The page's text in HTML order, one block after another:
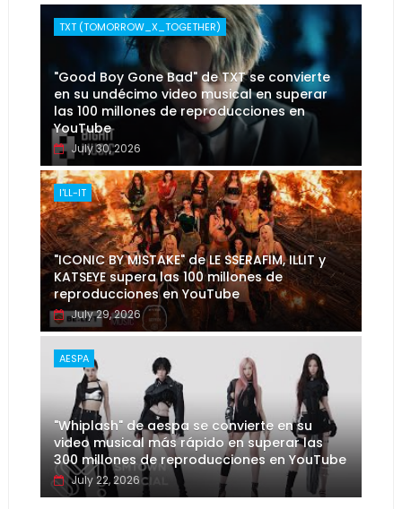
TXT (TOMORROW_X_TOGETHER)
"Good Boy Gone Bad" de TXT se convierte
en su undécimo video musical en superar
las 100 millones de reproducciones en
YouTube
July 30, 2026
I'LL-IT
"ICONIC BY MISTAKE" de LE SSERAFIM, ILLIT y
KATSEYE supera las 100 millones de
reproducciones en YouTube
July 29, 2026
AESPA
"Whiplash" de aespa se convierte en su
video musical más rápido en superar las
300 millones de reproducciones en YouTube
July 22, 2026